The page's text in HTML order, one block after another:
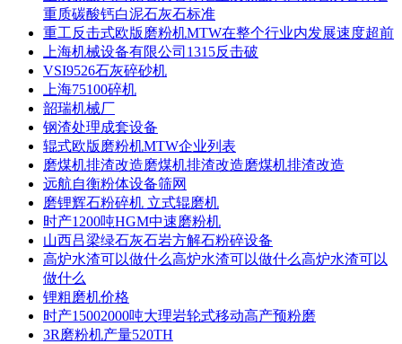
重质碳酸钙白泥石灰石标准
重工反击式欧版磨粉机MTW在整个行业内发展速度超前
上海机械设备有限公司1315反击破
VSI9526石灰碎砂机
上海75100碎机
韶瑞机械厂
钢渣处理成套设备
辊式欧版磨粉机MTW企业列表
磨煤机排渣改造磨煤机排渣改造磨煤机排渣改造
远航自衡粉体设备筛网
磨锂辉石粉碎机 立式辊磨机
时产1200吨HGM中速磨粉机
山西吕梁绿石灰石岩方解石粉碎设备
高炉水渣可以做什么高炉水渣可以做什么高炉水渣可以
做什么
锂粗磨机价格
时产15002000吨大理岩轮式移动高产预粉磨
3R磨粉机产量520TH